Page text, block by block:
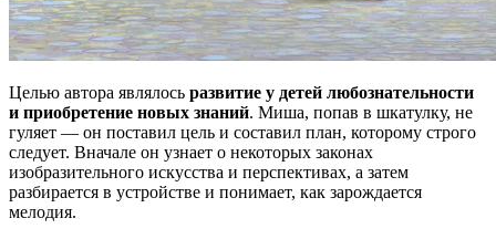
Целью автора являлось развитие у детей любознательности
и приобретение новых знаний. Миша, попав в шкатулку, не
гуляет — он поставил цель и составил план, которому строго
следует. Вначале он узнает о некоторых законах
изобразительного искусства и перспективах, а затем
разбирается в устройстве и понимает, как зарождается
мелодия.